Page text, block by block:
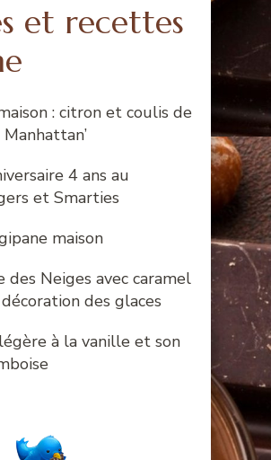
et recettes
: citron et coulis de
4 ans au
et Smarties
maison
des Neiges avec caramel
des glaces
à la vanille et son